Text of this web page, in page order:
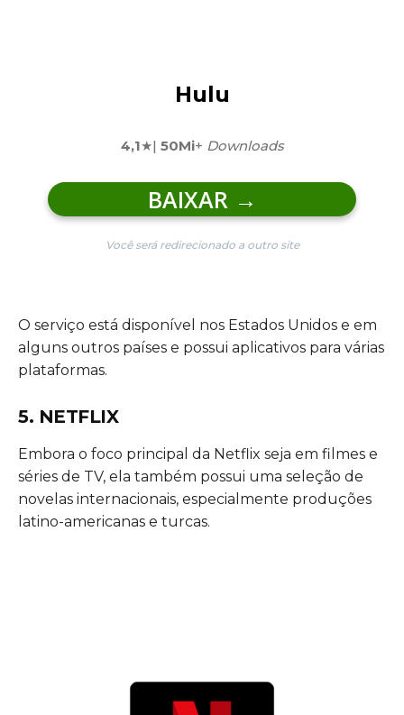
Hulu
4,1★| 50Mi+ Downloads
BAIXAR →
Você será redirecionado a outro site
O serviço está disponível nos Estados Unidos e em
alguns outros países e possui aplicativos para várias
plataformas.
5. NETFLIX
Embora o foco principal da Netflix seja em filmes e
séries de TV, ela também possui uma seleção de
novelas internacionais, especialmente produções
latino-americanas e turcas.